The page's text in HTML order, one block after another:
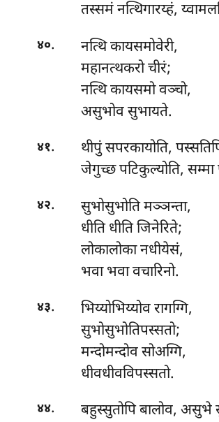
तस्समं नत्थिगारय्हं,
४०. नत्थिकायसमोवेरी,
महानत्थकरो चीरं;
नत्थि कायसमो वञ्चो,
असुभोव सुभायते.
४१.
थीपुं सपरकायोति,
जेगुच्छ पटिकुल्योति, सम्मा
४२. सुभोसुभोतिमञ्ञन्ता,
धीति धीति जिनेरिते;
लोकालोका नधीयेसं,
भवा भवा वचारिनो.
४३.
भिय्योभिय्योव रागग्गि,
सुभोसुभोतिपस्सतो;
मन्दोमन्दोव सोअग्गि,
धीवधीवविपस्सतो.
४४. बहुस्सुतोपिबालोव,